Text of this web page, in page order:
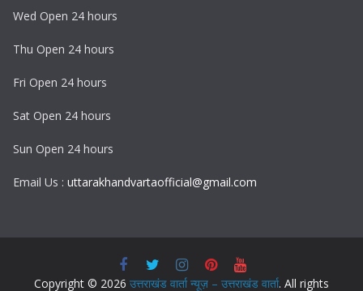
Wed Open 24 hours
Thu Open 24 hours
Fri Open 24 hours
Sat Open 24 hours
Sun Open 24 hours
Email Us : uttarakhandvartaofficial@gmail.com
Copyright © 2026 उत्तराखंड वार्ता न्यूज़ – उत्तराखंड वार्ता. All rights